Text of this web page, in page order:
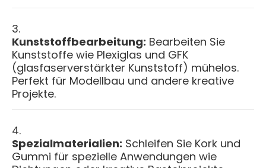
Kunststoffbearbeitung: Bearbeiten Sie
Kunststoffe wie Plexiglas und GFK
(glasfaserverstärkter Kunststoff) mühelos.
Perfekt für Modellbau und andere kreative
Projekte.
Spezialmaterialien: Schleifen Sie Kork und
Gummi für spezielle Anwendungen wie